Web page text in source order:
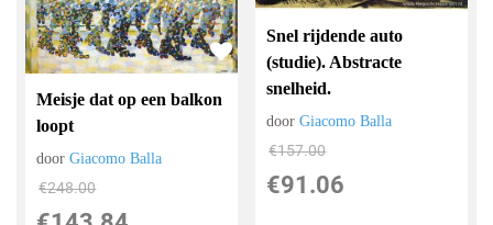
Meisje dat op een balkon
loopt
doorGiacomo Balla
€248.00
Snel rijdende auto
(studie). Abstracte
snelheid.
doorGiacomo Balla
€157.00
€91.06